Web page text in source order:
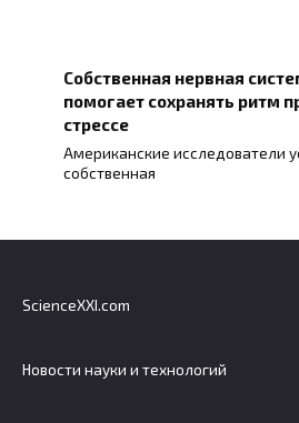
Собственная нервная
помогает сохранять ритм
стрессе
Американские исследователи
собственная
ScienceXXI.com
Новости науки и технологий